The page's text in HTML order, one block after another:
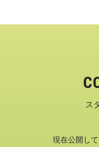
ス
現在公開し